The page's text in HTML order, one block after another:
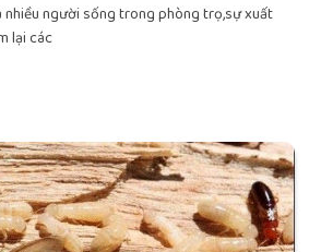
nhiều người sống trong phòng trọ,sự xuất
lại các